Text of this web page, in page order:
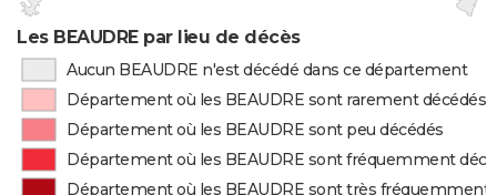
Les BEAUDRE par lieu de décès
Aucun BEAUDRE n'est décédé dans ce département
Département où les BEAUDRE sont rarement décédés
Département où les BEAUDRE sont peu décédés
Département où les BEAUDRE sont fréquemment
Département où les BEAUDRE sont très fréquemment